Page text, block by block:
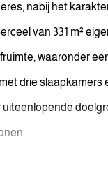
nabij het
van 331 m²
waaronder
drie